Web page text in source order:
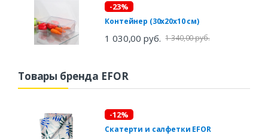
-23%
Контейнер (30х20х10 см)
1 030,00 руб. 1 340,00 руб.
Товары бренда EFOR
-12%
Скатерти и салфетки EFOR